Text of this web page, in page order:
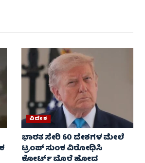
ವಿದೇಶ
ಭಾರತ ಸೇರಿ 60 ದೇಶಗಳ ಮೇಲೆ
ಟ್ರಂಪ್ ಸುಂಕ ವಿರೋಧಿಸಿ
ಕೋರ್ಟ್ ಮೊರೆ ಹೋದ